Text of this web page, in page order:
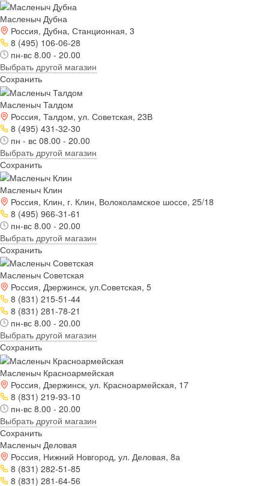
Масленыч Дубна
Россия, Дубна, Станционная, 3
8 (495) 106-06-28
пн-вс 8.00 - 20.00
Выбрать другой магазин
Сохранить
Масленыч Талдом
Россия, Талдом, ул. Советская, 23В
8 (495) 431-32-30
пн - вс 08.00 - 20.00
Выбрать другой магазин
Сохранить
Масленыч Клин
Россия, Клин, г. Клин, Волоколамское шоссе, 25/18
8 (495) 966-31-61
пн-вс 8.00 - 20.00
Выбрать другой магазин
Сохранить
Масленыч Советская
Россия, Дзержинск, ул.Советская, 5
8 (831) 215-51-44
8 (831) 281-78-21
пн-вс 8.00 - 20.00
Выбрать другой магазин
Сохранить
Масленыч Красноармейская
Россия, Дзержинск, ул. Красноармейская, 17
8 (831) 219-93-10
пн-вс 8.00 - 20.00
Выбрать другой магазин
Сохранить
Масленыч Деловая
Россия, Нижний Новгород, ул. Деловая, 8а
8 (831) 282-51-85
8 (831) 281-64-56